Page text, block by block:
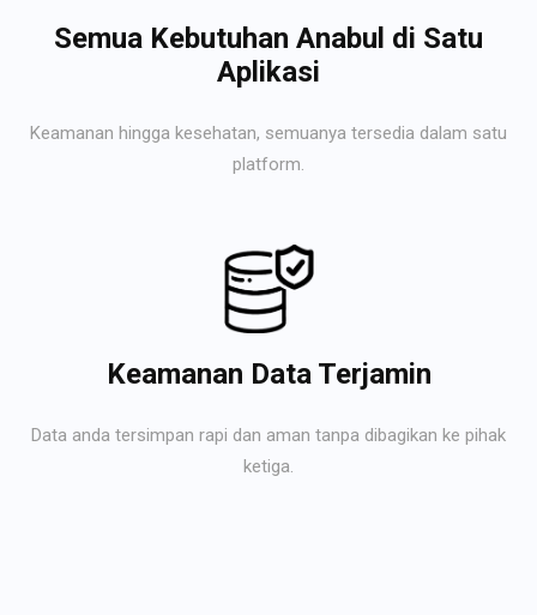
Semua Kebutuhan Anabul di Satu
Aplikasi
Keamanan hingga kesehatan, semuanya tersedia dalam satu
platform.
Keamanan Data Terjamin
Data anda tersimpan rapi dan aman tanpa dibagikan ke pihak
ketiga.